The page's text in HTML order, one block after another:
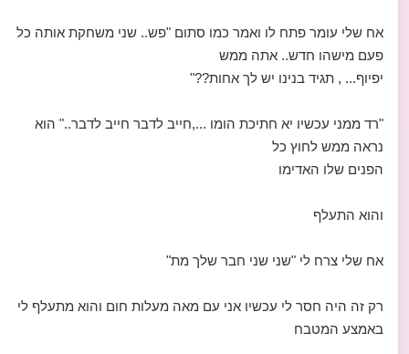
אח שלי עומר פתח לו ואמר כמו סתום "פש.. שני משחקת אותה כל
פעם מישהו חדש.. אתה ממש
יפיוף... , תגיד בנינו יש לך אחות??"
"רד ממני עכשיו יא חתיכת הומו ...,חייב לדבר חייב לדבר.." הוא
נראה ממש לחוץ כל
הפנים שלו האדימו
והוא התעלף
אח שלי צרח לי "שני שני חבר שלך מת"
רק זה היה חסר לי עכשיו אני עם מאה מעלות חום והוא מתעלף לי
באמצע המטבח